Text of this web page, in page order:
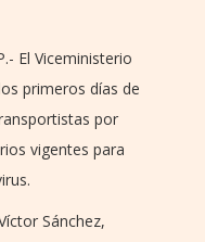
El Viceministerio
primeros días de
por
vigentes para
Sánchez,